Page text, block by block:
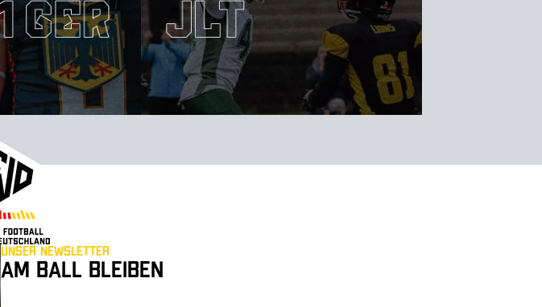
Unser Newsletter
Am Ball bleiben